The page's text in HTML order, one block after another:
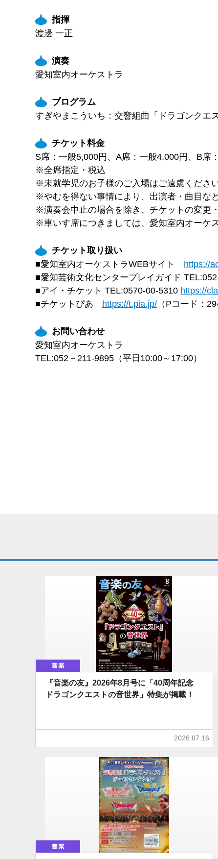
指揮
渡邊 一正
演奏
愛知室内オーケストラ
プログラム
すぎやまこういち：交響組曲「ドラゴンクエ
チケット料金
S席：一般5,000円、A席：一般4,000円、B席
※全席指定・税込
※未就学児のお子様のご入場はご遠慮ください
※やむを得ない事情により、出演者・曲目な
※演奏会中止の場合を除き、チケットの変更
※車いす席につきましては、愛知室内オーケ
チケット取り扱い
■愛知室内オーケストラWEBサイト https://
■愛知芸術文化センタープレイガイド
■アイ・チケット TEL:0570-00-5310 https://
■チケットぴあ https://t.pia.jp/ （Pコード：
お問い合わせ
愛知室内オーケストラ
TEL:052－211-9895（平日10:00～17:00）
『音楽の友』2026年8月号に「40周年記念
ドラゴンクエストの音世界」特集が掲載！
2026.07.16